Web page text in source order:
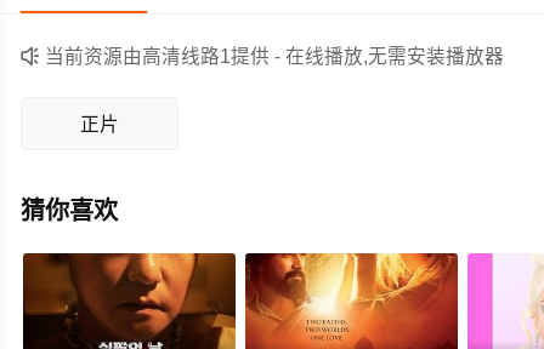
国，两人再次分隔两地。
定的看点，在演员表现和剧情架构上也都有不错的亮点，
剧情紧凑，角色塑造鲜明，适合喜欢剧情类电影的观众观
 当前资源由高清线路1提供 - 在线播放,无需安装播放器
正片
猜你喜欢